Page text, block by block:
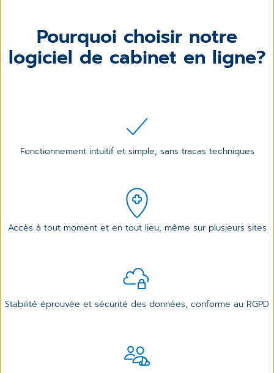
Pourquoi choisir notre
logiciel de cabinet en ligne?
Fonctionnement intuitif et simple, sans tracas techniques
Accès à tout moment et en tout lieu, même sur plusieurs sites
Stabilité éprouvée et sécurité des données, conforme au RGPD